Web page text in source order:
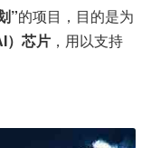
”的项目，目的是为
）芯片 ，用以支持